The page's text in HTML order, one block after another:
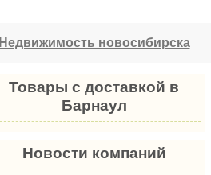
Недвижимость новосибирска
Товары с доставкой в
Барнаул
Новости компаний